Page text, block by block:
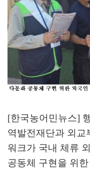
[한국농어민뉴스]
역발전재단과 외교
워크가 국내 체류
공동체 구현을 위한